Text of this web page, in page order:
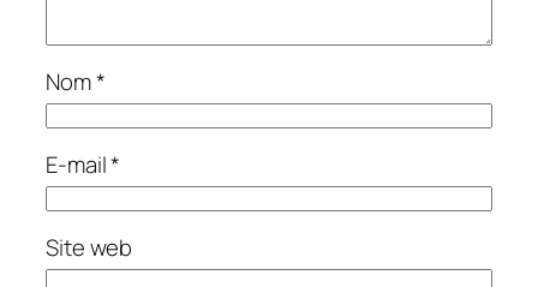
Nom*
E-mail*
Site web